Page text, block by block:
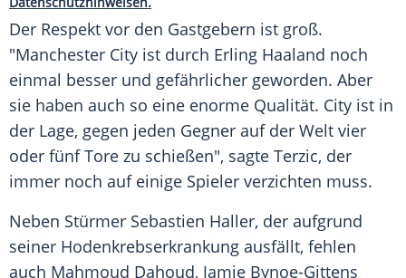
Der Respekt vor den Gastgebern ist groß.
"Manchester City ist durch Erling Haaland noch
einmal besser und gefährlicher geworden. Aber
sie haben auch so eine enorme Qualität. City ist in
der Lage, gegen jeden Gegner auf der Welt vier
oder fünf Tore zu schießen", sagte Terzic, der
immer noch auf einige Spieler verzichten muss.
Neben Stürmer Sebastien Haller, der aufgrund
seiner Hodenkrebserkrankung ausfällt, fehlen
auch Mahmoud Dahoud, Jamie Bynoe-Gittens